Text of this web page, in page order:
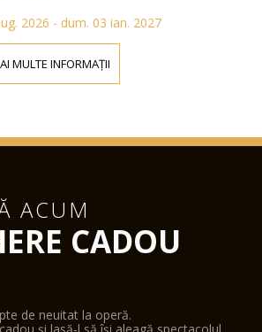
2026 - dum. 03 ian. 2027
MULTE INFORMAȚII
ACUM
CADOU
de neuitat la operă.